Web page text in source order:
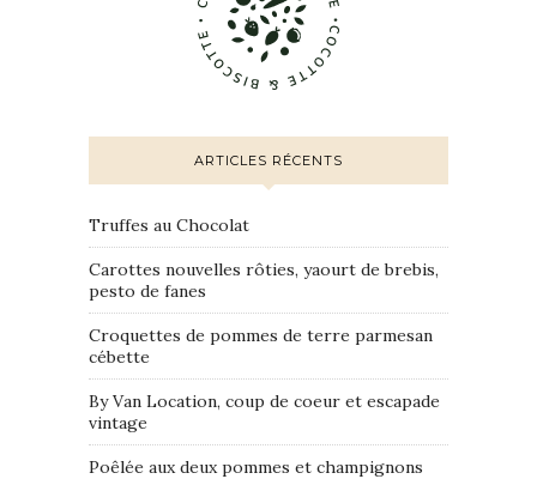
ARTICLES RÉCENTS
Truffes au Chocolat
Carottes nouvelles rôties, yaourt de brebis,
pesto de fanes
Croquettes de pommes de terre parmesan
cébette
By Van Location, coup de coeur et escapade
vintage
Poêlée aux deux pommes et champignons